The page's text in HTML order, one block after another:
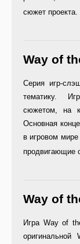
сюжет проекта.
Way of
Серия игр-
тематику.
сюжетом, на
Основная
в игровом
продвигающие
Way of
Игра Way of